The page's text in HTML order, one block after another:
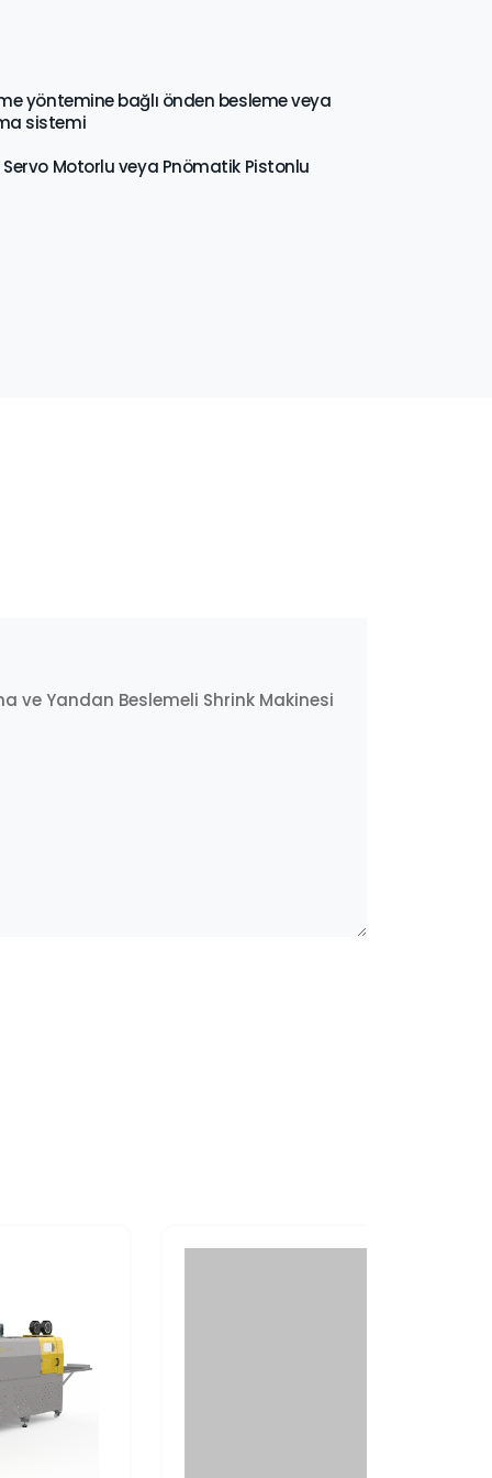
yöntemine bağlı önden besleme veya
sistemi
Motorlu veya Pnömatik Pistonlu